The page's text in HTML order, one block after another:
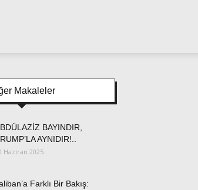
Makaleler
BAYINDIR,
AYNIDIR!..
Haziran 2025
Farklı Bir Bakış: